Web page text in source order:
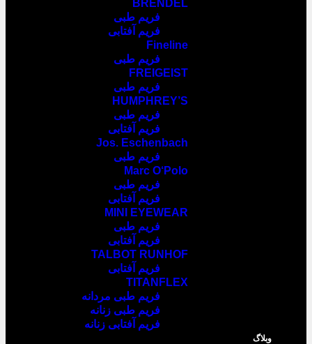
BRENDEL
فریم طبی
فریم آفتابی
Fineline
فریم طبی
FREIGEIST
فریم طبی
HUMPHREY’S
فریم طبی
فریم آفتابی
Jos. Eschenbach
فریم طبی
Marc O‘Polo
فریم طبی
فریم آفتابی
MINI EYEWEAR
فریم طبی
فریم آفتابی
TALBOT RUNHOF
فریم آفتابی
TITANFLEX
فریم طبی مردانه
فریم طبی زنانه
فریم آفتابی زنانه
وبلاگ